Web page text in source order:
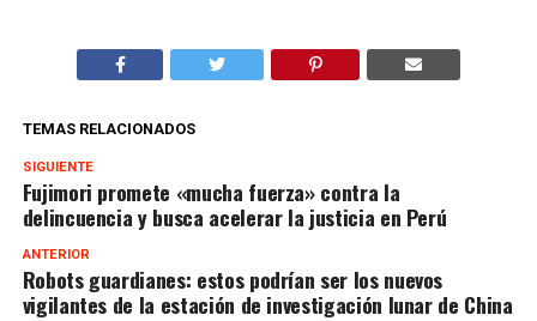
TEMAS RELACIONADOS
SIGUIENTE
Fujimori promete «mucha fuerza» contra la
delincuencia y busca acelerar la justicia en Perú
ANTERIOR
Robots guardianes: estos podrían ser los nuevos
vigilantes de la estación de investigación lunar de China